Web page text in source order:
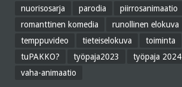
nuorisosarja
parodia piirrosanimaatio
romanttinen komedia
runollinen elokuva
temppuvideo
tieteiselokuva toiminta
tuPAKKO?
työpaja2023 työpaja 2024
vaha-animaatio